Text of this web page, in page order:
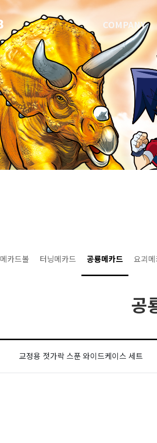
COMPANY
메카드볼 터닝메카드 공룡메카드 요괴
공
교정용 젓가락 스푼 와이드케이스 세트